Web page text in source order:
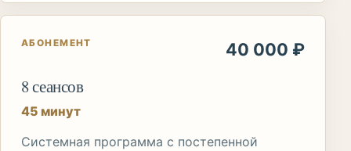
АБОНЕМЕНТ 40 000 ₽
8 сеансов
45 минут
Системная программа с постепенной